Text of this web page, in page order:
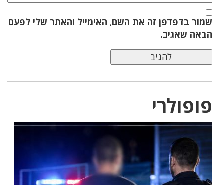
שמור בדפדפן זה את השם, האימייל והאתר שלי לפעם
הבאה שאגיב.
פופולרי